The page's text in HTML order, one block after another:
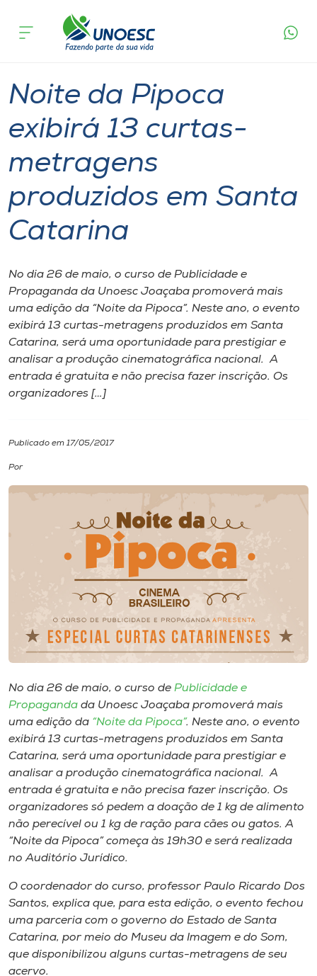
Cursos
Pesquisa
Atendimento ao Estudante
Portal de Ensino
Internacionalização
I.nova
Diplomados
Museu
Unoesc
Store
Selecione
A+
A-
acontece
Noite da Pipoca
exibirá 13 curtas-
metragens
produzidos em Santa
Catarina
No dia 26 de maio, o curso de Publicidade e
Propaganda da Unoesc Joaçaba promoverá mais
uma edição da “Noite da Pipoca”. Neste ano, o evento
exibirá 13 curtas-metragens produzidos em Santa
Catarina, será uma oportunidade para prestigiar e
analisar a produção cinematográfica nacional. A
entrada é gratuita e não precisa fazer inscrição. Os
organizadores […]
Publicado em 17/05/2017
Por
No dia 26 de maio, o curso de Publicidade e
Propaganda da Unoesc Joaçaba promoverá mais
uma edição da “Noite da Pipoca”. Neste ano, o evento
exibirá 13 curtas-metragens produzidos em Santa
Catarina, será uma oportunidade para prestigiar e
analisar a produção cinematográfica nacional. A
entrada é gratuita e não precisa fazer inscrição. Os
organizadores só pedem a doação de 1 kg de alimento
não perecível ou 1 kg de ração para cães ou gatos. A
“Noite da Pipoca” começa às 19h30 e será realizada
no Auditório Jurídico.
O coordenador do curso, professor Paulo Ricardo Dos
Santos, explica que, para esta edição, o evento fechou
uma parceria com o governo do Estado de Santa
Catarina, por meio do Museu da Imagem e do Som,
que disponibilizou alguns curtas-metragens de seu
acervo.